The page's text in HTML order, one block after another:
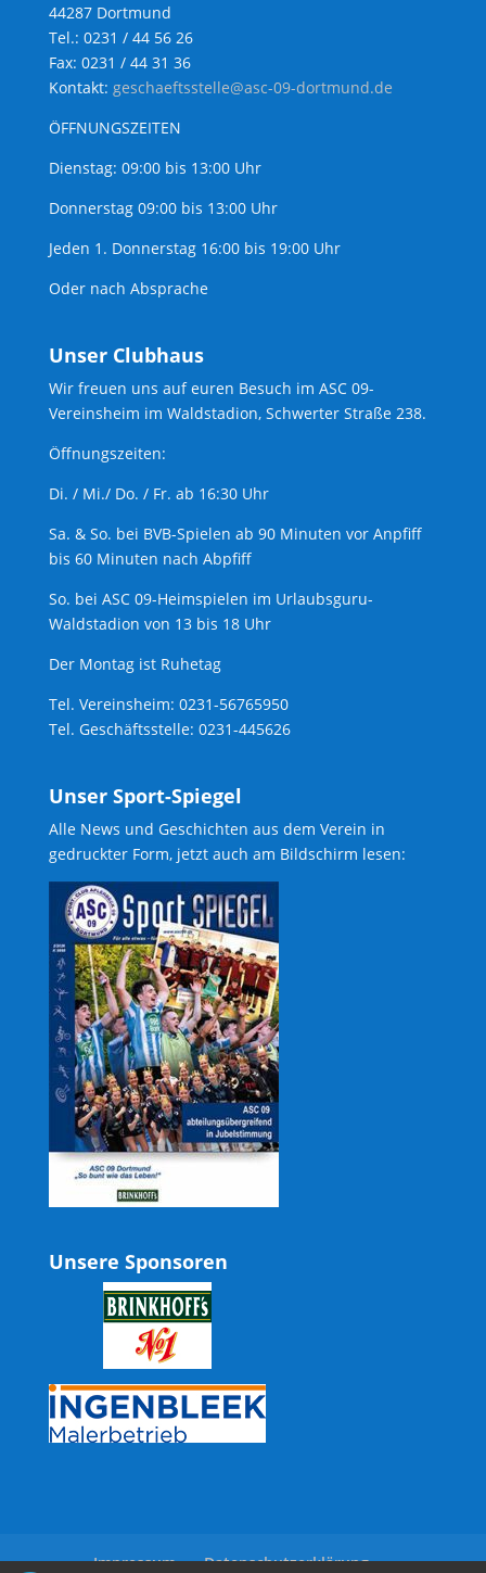
44287 Dortmund
Tel.: 0231 / 44 56 26
Fax: 0231 / 44 31 36
Kontakt: geschaeftsstelle@asc-09-dortmund.de
ÖFFNUNGSZEITEN
Dienstag: 09:00 bis 13:00 Uhr
Donnerstag 09:00 bis 13:00 Uhr
Jeden 1. Donnerstag 16:00 bis 19:00 Uhr
Oder nach Absprache
Unser Clubhaus
Wir freuen uns auf euren Besuch im ASC 09-
Vereinsheim im Waldstadion, Schwerter Straße 238.
Öffnungszeiten:
Di. / Mi./ Do. / Fr. ab 16:30 Uhr
Sa. & So. bei BVB-Spielen ab 90 Minuten vor Anpfiff
bis 60 Minuten nach Abpfiff
So. bei ASC 09-Heimspielen im Urlaubsguru-
Waldstadion von 13 bis 18 Uhr
Der Montag ist Ruhetag
Tel. Vereinsheim: 0231-56765950
Tel. Geschäftsstelle: 0231-445626
Unser Sport-Spiegel
Alle News und Geschichten aus dem Verein in
gedruckter Form, jetzt auch am Bildschirm lesen:
Unsere Sponsoren
Impressum Datenschutzerklärung